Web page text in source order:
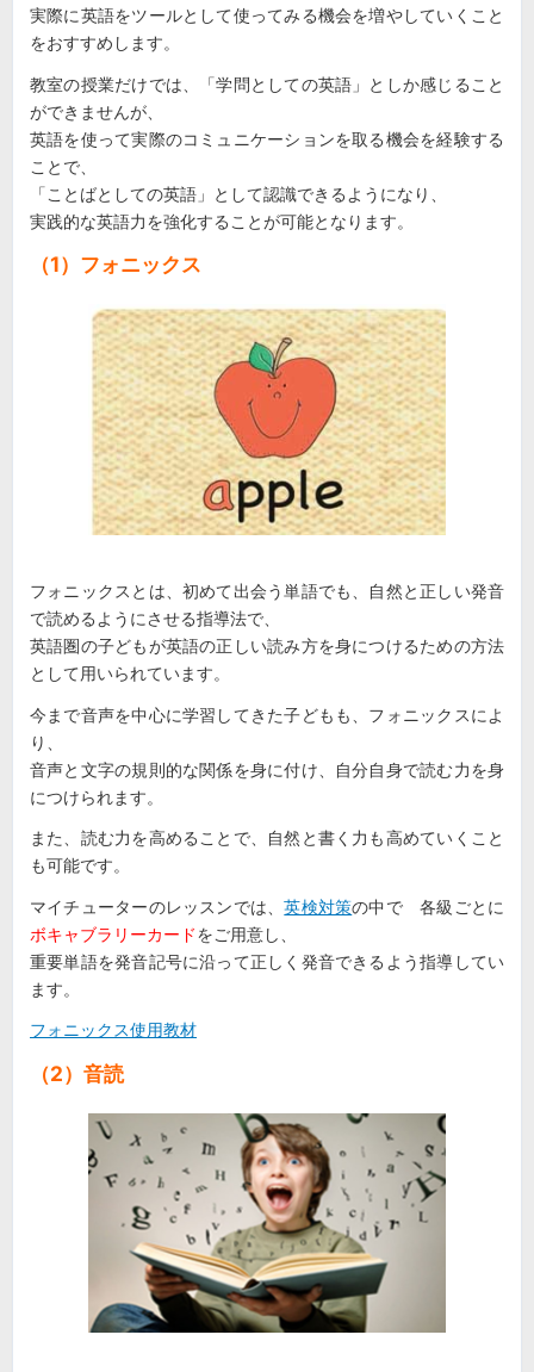
実際に英語をツールとして使ってみる機会を増やしていくこと
をおすすめします。
教室の授業だけでは、「学問としての英語」としか感じること
ができませんが、
英語を使って実際のコミュニケーションを取る機会を経験する
ことで、
「ことばとしての英語」として認識できるようになり、
実践的な英語力を強化することが可能となります。
（1）フォニックス
フォニックスとは、初めて出会う単語でも、自然と正しい発音
で読めるようにさせる指導法で、
英語圏の子どもが英語の正しい読み方を身につけるための方法
として用いられています。
今まで音声を中心に学習してきた子どもも、フォニックスによ
り、
音声と文字の規則的な関係を身に付け、自分自身で読む力を身
につけられます。
また、読む力を高めることで、自然と書く力も高めていくこと
も可能です。
マイチューターのレッスンでは、英検対策の中で 各級ごとに
ボキャブラリーカードをご用意し、
重要単語を発音記号に沿って正しく発音できるよう指導してい
ます。
フォニックス使用教材
（2）音読